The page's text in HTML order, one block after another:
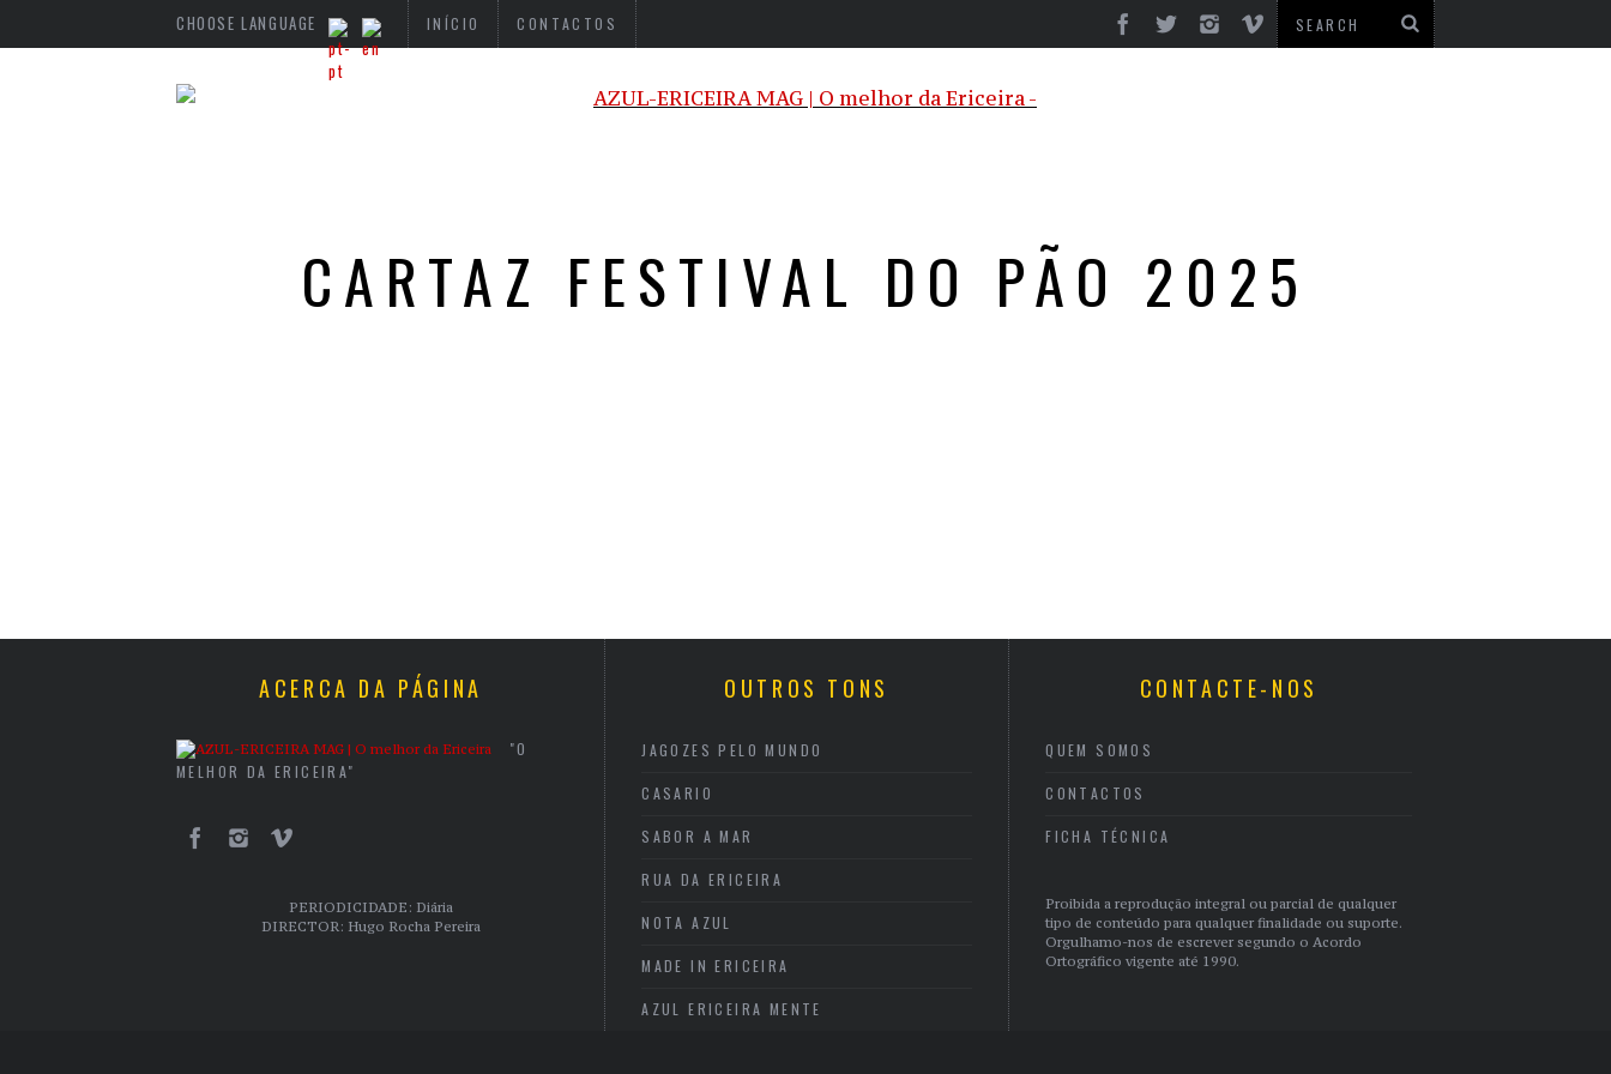
CHOOSE LANGUAGE INÍCIO CONTACTOS
CARTAZ FESTIVAL DO PÃO 2025
ACERCA DA PÁGINA
"O
MELHOR DA ERICEIRA"
PERIODICIDADE: Diária
DIRECTOR: Hugo Rocha Pereira
OUTROS TONS
JAGOZES PELO MUNDO
CASARIO
SABOR A MAR
RUA DA ERICEIRA
NOTA AZUL
MADE IN ERICEIRA
AZUL ERICEIRA MENTE
CONTACTE-NOS
QUEM SOMOS
CONTACTOS
FICHA TÉCNICA
Proibida a reprodução integral ou parcial de qualquer
tipo de conteúdo para qualquer finalidade ou suporte.
Orgulhamo-nos de escrever segundo o Acordo
Ortográfico vigente até 1990.